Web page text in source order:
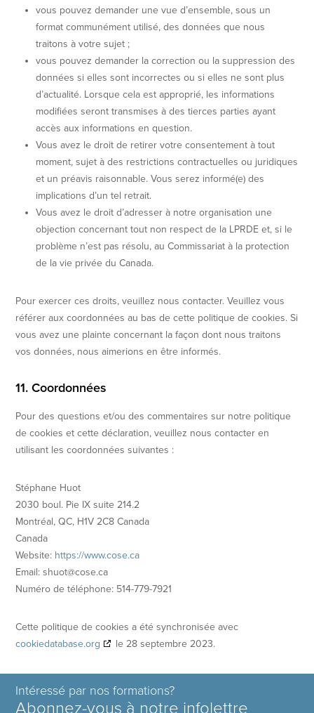
vous pouvez demander une vue d’ensemble, sous un
format communément utilisé, des données que nous
traitons à votre sujet ;
vous pouvez demander la correction ou la suppression des
données si elles sont incorrectes ou si elles ne sont plus
d’actualité. Lorsque cela est approprié, les informations
modifiées seront transmises à des tierces parties ayant
accès aux informations en question.
Vous avez le droit de retirer votre consentement à tout
moment, sujet à des restrictions contractuelles ou juridiques
et un préavis raisonnable. Vous serez informé(e) des
implications d’un tel retrait.
Vous avez le droit d’adresser à notre organisation une
objection concernant tout non respect de la LPRDE et, si le
problème n’est pas résolu, au Commissariat à la protection
de la vie privée du Canada.
Pour exercer ces droits, veuillez nous contacter. Veuillez vous
référer aux coordonnées au bas de cette politique de cookies. Si
vous avez une plainte concernant la façon dont nous traitons
vos données, nous aimerions en être informés.
11. Coordonnées
Pour des questions et/ou des commentaires sur notre politique
de cookies et cette déclaration, veuillez nous contacter en
utilisant les coordonnées suivantes :
Stéphane Huot
2030 boul. Pie IX suite 214.2
Montréal, QC, H1V 2C8 Canada
Canada
Website: https://www.cose.ca
Email:ac.esoc@touhs
Numéro de téléphone: 514-779-7921
Cette politique de cookies a été synchronisée avec
cookiedatabase.org
le 28 septembre 2023.
Intéressé par nos formations?
Abonnez-vous à notre infolettre